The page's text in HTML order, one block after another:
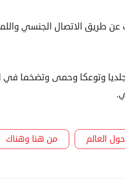
عن طريق الاتصال الجنسي
وتوعكا وحمى وتضخما في
حول العالم من هنا وهناك